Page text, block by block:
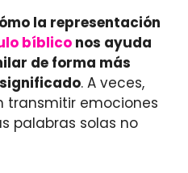
la representación
bíblico nos ayuda
de forma más
. A veces,
transmitir emociones
palabras solas no